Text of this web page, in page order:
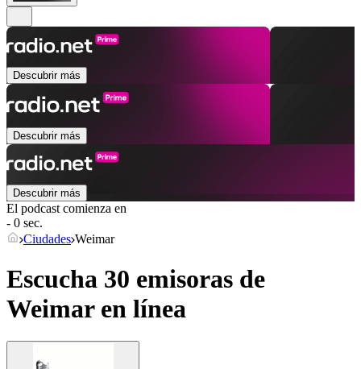
Descubrir más
Descubrir más
Descubrir más
El podcast comienza en
- 0 sec.
Ciudades Weimar
Escucha 30 emisoras de
Weimaren línea